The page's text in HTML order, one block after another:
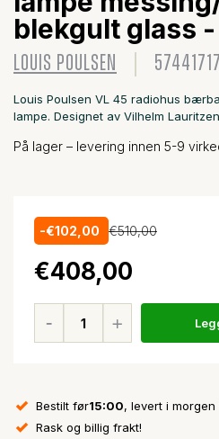
blekgult glass -
LOUIS POULSEN
Louis Poulsen VL 45 radiohus
lampe. Designet av Vilhelm
På lager – levering innen 5-9
-€102,00 €510,00
€408,00
Bestilt før15:00, levert i morgen
Rask og billig frakt!